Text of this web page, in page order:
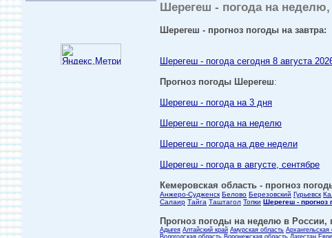
Шерегеш - погода на неделю,
Шерегеш - прогноз погоды на завтра:
Шерегеш - погода сегодня 8 августа
Прогноз погоды Шерегеш:
Шерегеш - погода на 3 дня
Шерегеш - погода на неделю
Шерегеш - погода на две недели
Шерегеш - погода в августе, сентябре
Кемеровская область - прогноз
Анжеро-Судженск Белово Березовский Гурьевск
Салаир Тайга Таштагол Топки Шерегеш - прогноз
Прогноз погоды на неделю в России,
Адыгея Алтайский край Амурская область Архангельская
Вологодская область Воронежская область Дагестан